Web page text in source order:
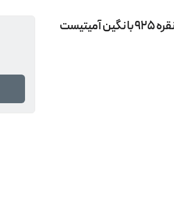
انگشتر دستساز مردانه نقره 925 با نگین آمیتیست